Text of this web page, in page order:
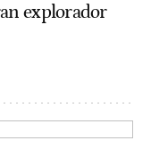
explorador